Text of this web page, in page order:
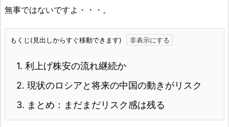
無事ではないですよ・・・。
もくじ(見出しからすぐ移動できます)
1. 利上げ株安の流れ継続か
2. 現状のロシアと将来の中国の動きがリスク
3. まとめ：まだまだリスク感は残る